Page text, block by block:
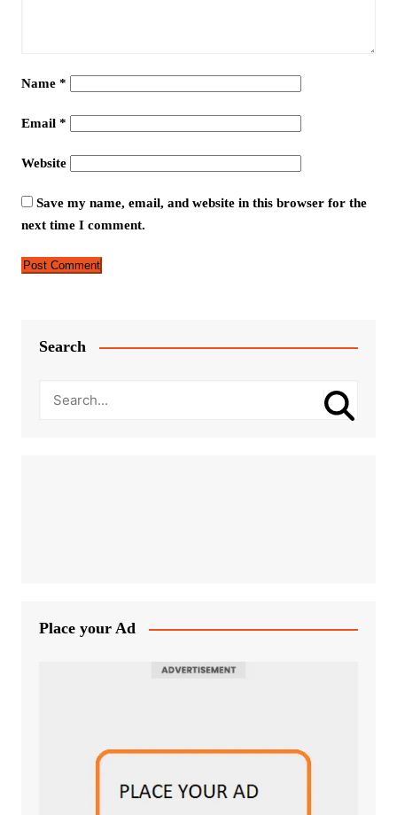
Name *
Email *
Website
Save my name, email, and website in this browser for the
next time I comment.
Search
Place your Ad